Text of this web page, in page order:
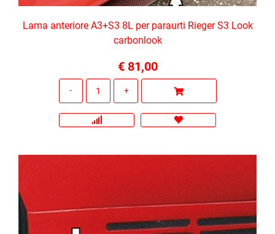
Lama anteriore A3+S3 8L per paraurti Rieger S3 Look
carbonlook
€ 81,00